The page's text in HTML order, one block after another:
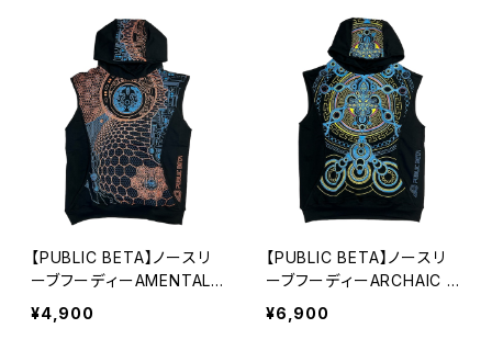
【PUBLIC BETA】ノースリ
ーブフーディーAMENTAL
DIVER
¥4,900
【PUBLIC BETA】ノースリ
ーブフーディーARCHAIC T
RIP
¥6,900